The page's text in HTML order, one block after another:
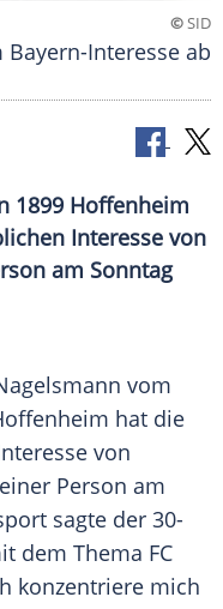
©SID
Interesse ab
1899 Hoffenheim
Interesse von
am Sonntag
vom
hat die
von
Person am
sagte der 30-
dem Thema FC
konzentriere mich